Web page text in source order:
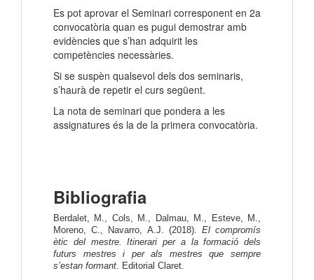
Es pot aprovar el Seminari corresponent en 2a
convocatòria quan es pugui demostrar amb
evidències que s’han adquirit les
competències necessàries.
Si se suspèn qualsevol dels dos seminaris,
s’haurà de repetir el curs següent.
La nota de seminari que pondera a les
assignatures és la de la primera convocatòria.
Bibliografia
Berdalet, M., Cols, M., Dalmau, M., Esteve, M.,
Moreno, C., Navarro, A.J. (2018). El compromís
ètic del mestre. Itinerari per a la formació dels
futurs mestres i per als mestres que sempre
s’estan formant. Editorial Claret.